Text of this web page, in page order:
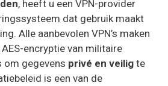
, heeft u een VPN-provider
dat gebruik maakt
Alle aanbevolen VPN’s maken
encryptie van militaire
om gegevens privé en veilig te
is een van de